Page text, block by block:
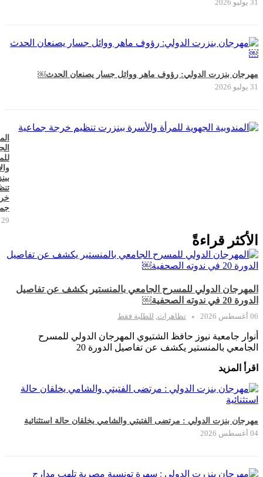
31 يوليو 2026
مهرجان بنزرت الدولي: رؤوف ماهر ووائل جسار يصنعان الحدث￼
31 يوليو 2026
29 يوليو 2026
الأكثر قراءةً
المهرجان الدولي للمسرح الجامعي بالمنستير يكشف عن تفاصيل
الدورة 20 في ندوته الصحفية￼
06 أغسطس 2026 تظاهرات للطلبة فقط
أنوار جامعية نيوز حافظ الشتيوي المهرجان الدولي للمسرح
الجامعي بالمنستير يكشف عن تفاصيل الدورة 20
اقرأ المزيد
مهرجان بنزت الدولي : مرتضى الفتيتي والشامي يخلقان حالة استثنائية
04 أغسطس 2026